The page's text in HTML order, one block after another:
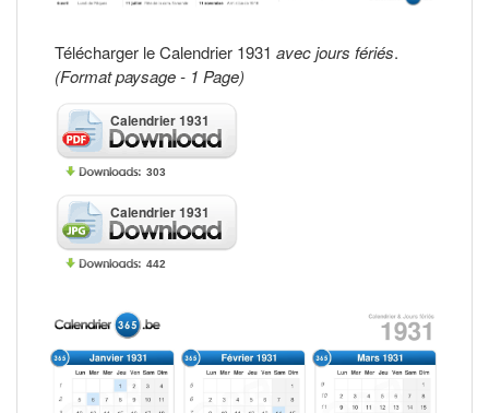
Télécharger le Calendrier 1931avec jours fériés.
(Format paysage - 1 Page)
Calendrier 1931
303
Calendrier 1931
442